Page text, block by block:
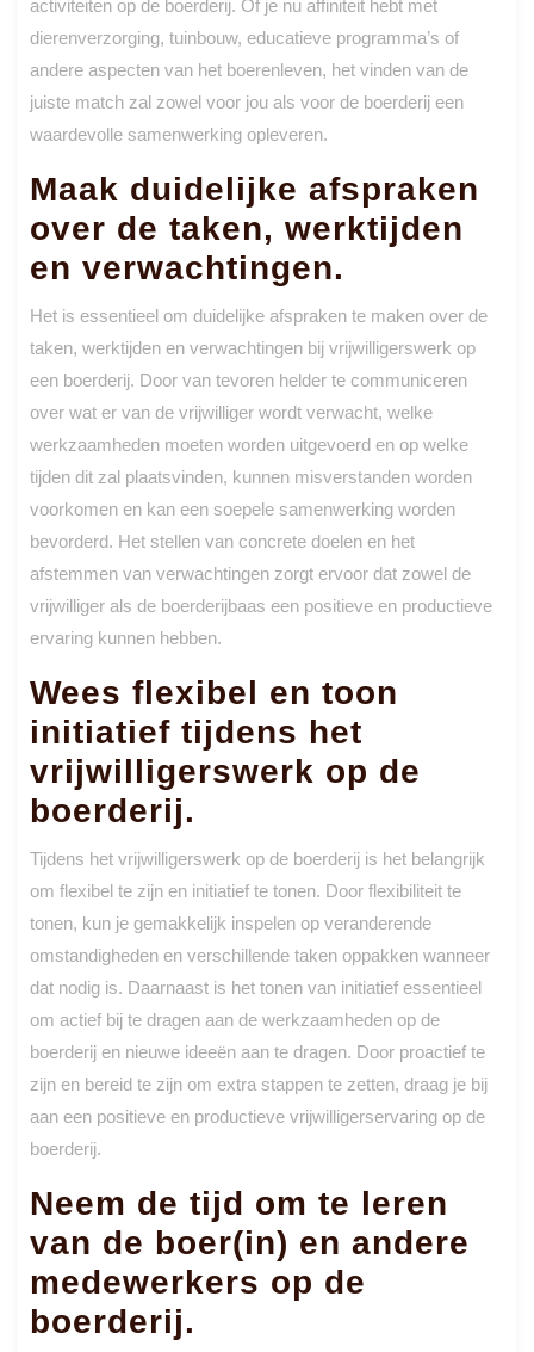
activiteiten op de boerderij. Of je nu affiniteit hebt met
dierenverzorging, tuinbouw, educatieve programma’s of
andere aspecten van het boerenleven, het vinden van de
juiste match zal zowel voor jou als voor de boerderij een
waardevolle samenwerking opleveren.
Maak duidelijke afspraken
over de taken, werktijden
en verwachtingen.
Het is essentieel om duidelijke afspraken te maken over de
taken, werktijden en verwachtingen bij vrijwilligerswerk op
een boerderij. Door van tevoren helder te communiceren
over wat er van de vrijwilliger wordt verwacht, welke
werkzaamheden moeten worden uitgevoerd en op welke
tijden dit zal plaatsvinden, kunnen misverstanden worden
voorkomen en kan een soepele samenwerking worden
bevorderd. Het stellen van concrete doelen en het
afstemmen van verwachtingen zorgt ervoor dat zowel de
vrijwilliger als de boerderijbaas een positieve en productieve
ervaring kunnen hebben.
Wees flexibel en toon
initiatief tijdens het
vrijwilligerswerk op de
boerderij.
Tijdens het vrijwilligerswerk op de boerderij is het belangrijk
om flexibel te zijn en initiatief te tonen. Door flexibiliteit te
tonen, kun je gemakkelijk inspelen op veranderende
omstandigheden en verschillende taken oppakken wanneer
dat nodig is. Daarnaast is het tonen van initiatief essentieel
om actief bij te dragen aan de werkzaamheden op de
boerderij en nieuwe ideeën aan te dragen. Door proactief te
zijn en bereid te zijn om extra stappen te zetten, draag je bij
aan een positieve en productieve vrijwilligerservaring op de
boerderij.
Neem de tijd om te leren
van de boer(in) en andere
medewerkers op de
boerderij.